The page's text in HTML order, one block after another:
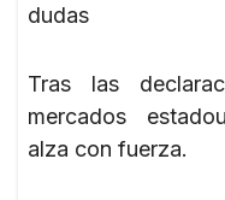
dudas
Tras las
mercados
alza con fuerza.